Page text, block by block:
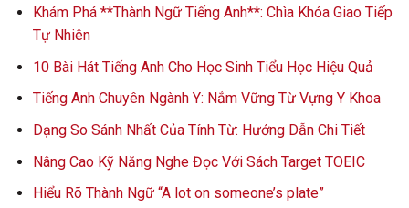
Khám Phá **Thành Ngữ Tiếng Anh**: Chìa Khóa Giao Tiếp
Tự Nhiên
10 Bài Hát Tiếng Anh Cho Học Sinh Tiểu Học Hiệu Quả
Tiếng Anh Chuyên Ngành Y: Nắm Vững Từ Vựng Y Khoa
Dạng So Sánh Nhất Của Tính Từ: Hướng Dẫn Chi Tiết
Nâng Cao Kỹ Năng Nghe Đọc Với Sách Target TOEIC
Hiểu Rõ Thành Ngữ “A lot on someone’s plate”